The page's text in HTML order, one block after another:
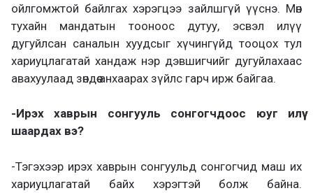
ойлгомжтой байлгах хэрэгцээ зайлшгүй үүснэ. Мөн
тухайн мандатын тооноос дутуу, эсвэл илүү
дугуйлсан саналын хуудсыг хүчингүйд тооцох тул
хариуцлагатай хандаж нэр дэвшигчийг дугуйлахаас
авахуулаад зөндөө анхаарах зүйлс гарч ирж байгаа.
-Ирэх хаврын сонгууль сонгогчдоос юуг илүү
шаардах вэ?
-Тэгэхээр ирэх хаврын сонгуульд сонгогчид маш их
хариуцлагатай байх хэрэгтэй болж байна.